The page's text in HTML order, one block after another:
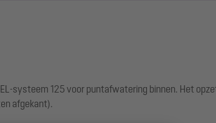
systeem 125 voor puntafwatering binnen. Het
afgekant).